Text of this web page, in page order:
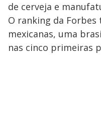
de cerveja e
O ranking da
mexicanas, uma
nas cinco primeiras